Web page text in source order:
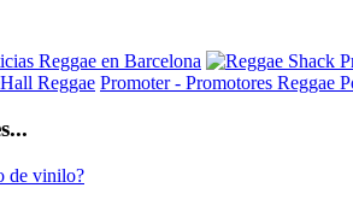
Reggae Promoter - Promotores Reggae
de vinilo?